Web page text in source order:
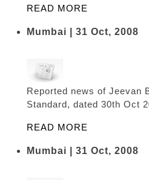
READ MORE
Mumbai | 31 Oct, 2008
Reported news of Jeevan
Standard, dated 30th Oct
READ MORE
Mumbai | 31 Oct, 2008